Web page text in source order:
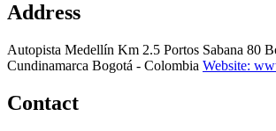
Address
Autopista Medellín Km 2.5 Portos Sabana 80
Cundinamarca Bogotá - Colombia Website:
Contact